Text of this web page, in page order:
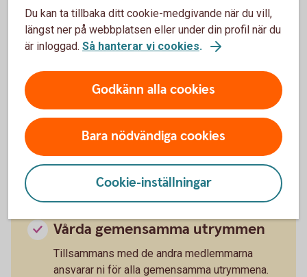
Att kommunicerar med myndigheter,
entreprenörer och leverantörer samt att
Gemensamt ansvar med andra
medlemmar
Vårda gemensamma utrymmen
Tillsammans med de andra medlemmarna
ansvarar ni för alla gemensamma utrymmena.
Du kan ta tillbaka ditt cookie-medgivande när du vill,
längst ner på webbplatsen eller under din profil när du
är inloggad. Så hanterar vi cookies.
Godkänn alla cookies
Bara nödvändiga cookies
Cookie-inställningar